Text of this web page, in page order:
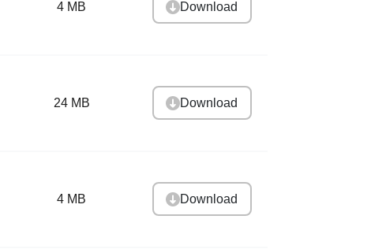
4 MB Download
24 MB Download
4 MB Download